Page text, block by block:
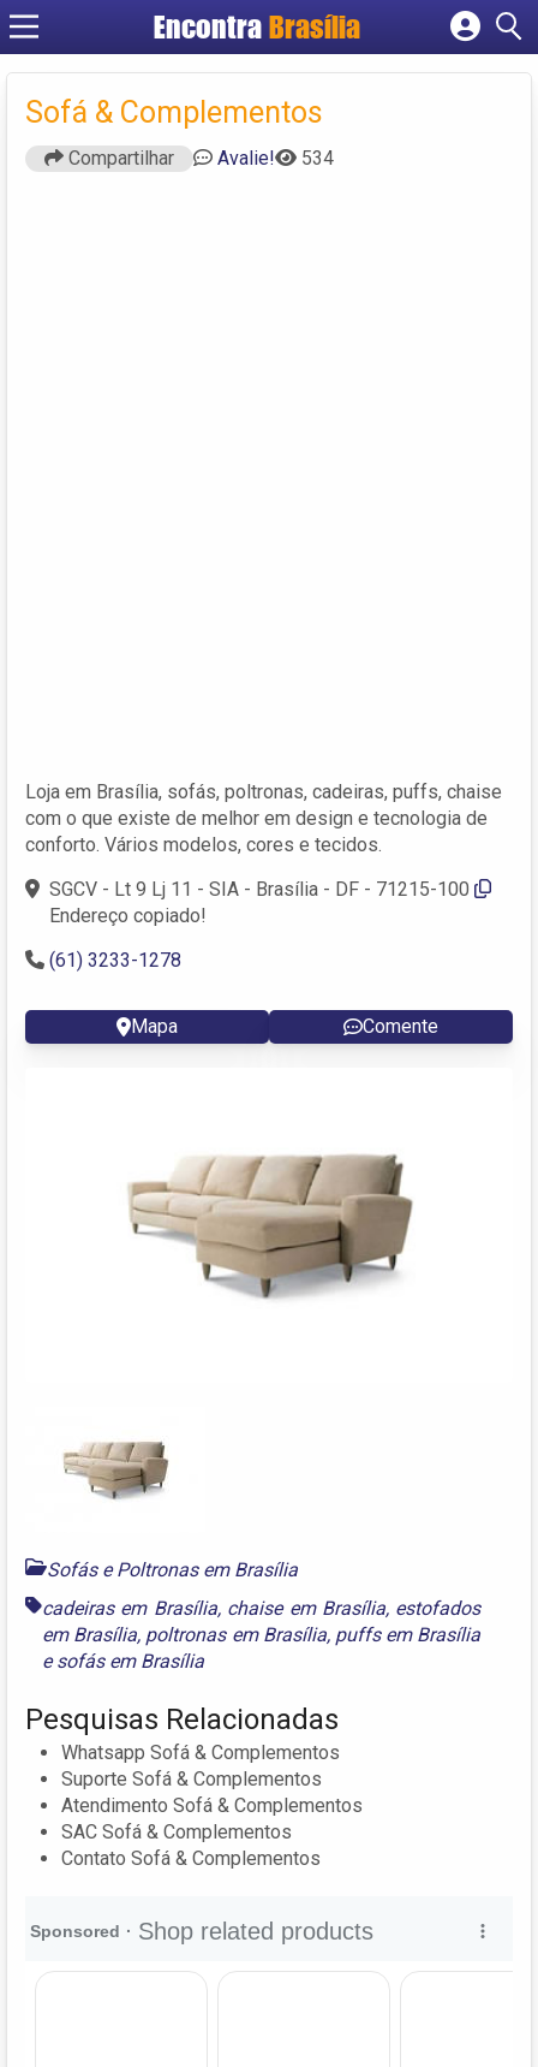
EncontraBrasília
Cadastrar empresa
Criar conta
Sofá & Complementos
Compartilhar Avalie! 534
Loja em Brasília, sofás, poltronas, cadeiras, puffs, chaise
com o que existe de melhor em design e tecnologia de
conforto. Vários modelos, cores e tecidos.
SGCV - Lt 9 Lj 11 - SIA - Brasília - DF - 71215-100
Endereço copiado!
(61) 3233-1278
Mapa Comente
Sofás e Poltronas em Brasília
cadeiras em Brasília, chaise em Brasília, estofados
em Brasília, poltronas em Brasília, puffs em Brasília
esofás em Brasília
Pesquisas Relacionadas
Whatsapp Sofá & Complementos
Suporte Sofá & Complementos
Atendimento Sofá & Complementos
SAC Sofá & Complementos
Contato Sofá & Complementos